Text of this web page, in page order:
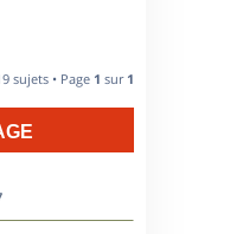
sujets • Page 1 sur 1